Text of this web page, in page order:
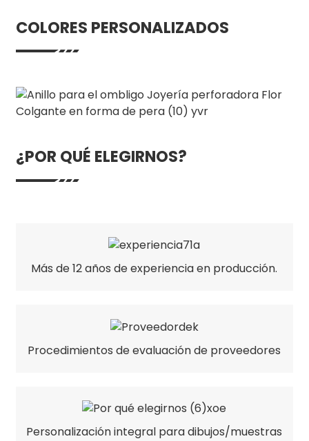
COLORES PERSONALIZADOS
¿POR QUÉ ELEGIRNOS?
Más de 12 años de experiencia en producción.
Procedimientos de evaluación de proveedores
Personalización integral para dibujos/muestras